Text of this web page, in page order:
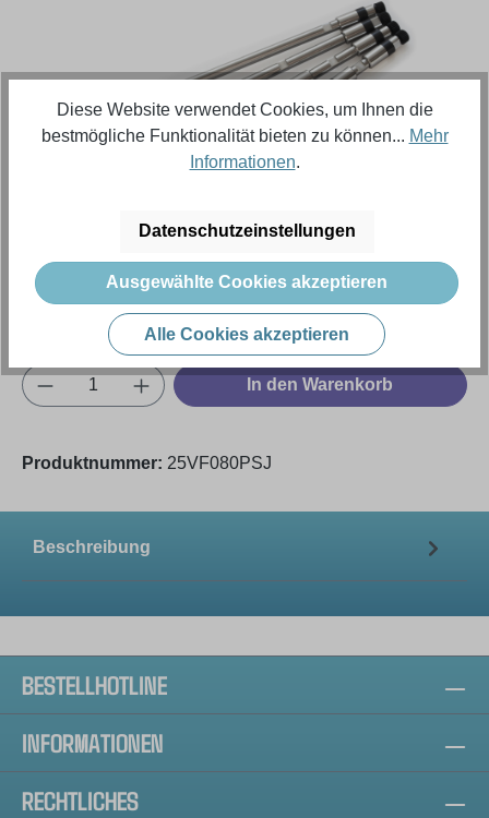
861,64 €
Inhalt: 1 Stück (Menge)
Preise exkl. MwSt. zzgl. Versandkosten
Produkt Anzahl: Gib den gewünschten
In den Warenkorb
Produktnummer: 25VF080PSJ
Beschreibung
BESTELLHOTLINE
INFORMATIONEN
RECHTLICHES
Diese Website verwendet Cookies, um Ihnen die
bestmögliche Funktionalität bieten zu können... Mehr
Informationen.
Datenschutzeinstellungen
Ausgewählte Cookies akzeptieren
Alle Cookies akzeptieren